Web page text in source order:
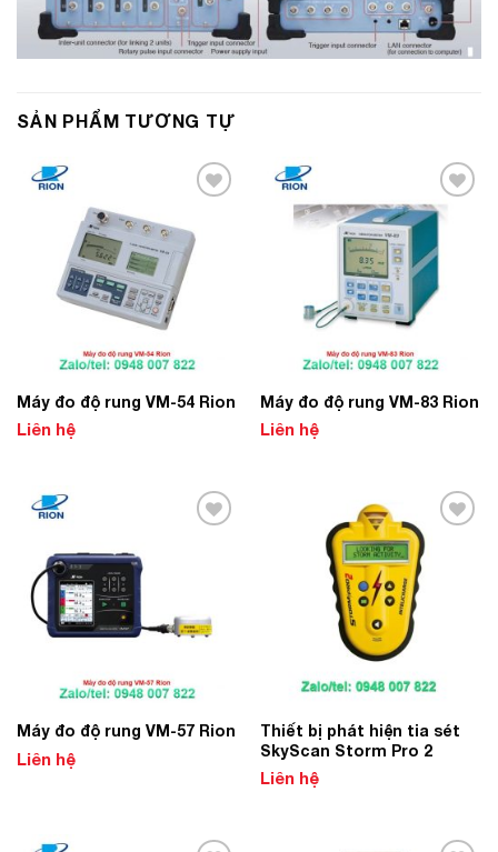
SẢN PHẨM TƯƠNG TỰ
Wishlist
Máy đo độ rung VM-54 Rion
Liên hệ
Add to
Máy đo độ rung VM-83 Rion
Liên hệ
Máy đo độ rung VM-57 Rion
Liên hệ
Wishlist
Thiết bị phát hiện tia sét
SkyScan Storm Pro 2
Liên hệ